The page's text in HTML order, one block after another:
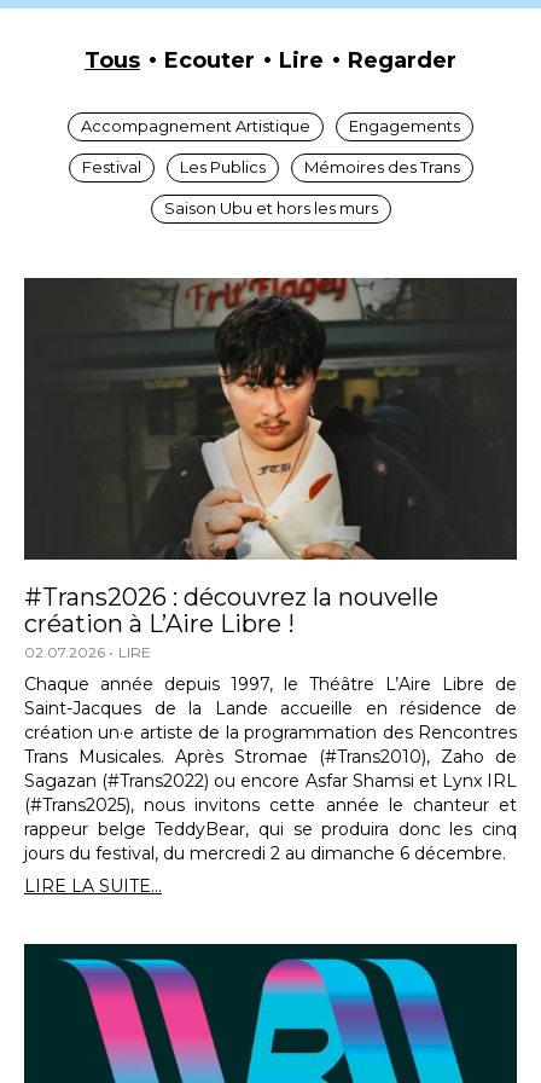
Tous Ecouter Lire Regarder
Accompagnement Artistique Engagements
Festival Les Publics Mémoires des Trans
Saison Ubu et hors les murs
#Trans2026 : découvrez la nouvelle
création à L’Aire Libre !
02.07.2026 LIRE
Chaque année depuis 1997, le Théâtre L’Aire Libre de
Saint-Jacques de la Lande accueille en résidence de
création un·e artiste de la programmation des Rencontres
Trans Musicales. Après Stromae (#Trans2010), Zaho de
Sagazan (#Trans2022) ou encore Asfar Shamsi et Lynx IRL
(#Trans2025), nous invitons cette année le chanteur et
rappeur belge TeddyBear, qui se produira donc les cinq
jours du festival, du mercredi 2 au dimanche 6 décembre.
LIRE LA SUITE...